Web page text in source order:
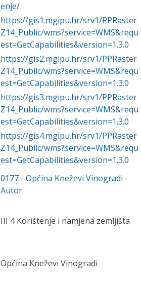
enje/
https://gis1.mgipu.hr/srv1/PPRaster
Z14_Public/wms?service=WMS&requ
est=GetCapabilities&version=1.3.0
https://gis2.mgipu.hr/srv1/PPRaster
Z14_Public/wms?service=WMS&requ
est=GetCapabilities&version=1.3.0
https://gis3.mgipu.hr/srv1/PPRaster
Z14_Public/wms?service=WMS&requ
est=GetCapabilities&version=1.3.0
https://gis4.mgipu.hr/srv1/PPRaster
Z14_Public/wms?service=WMS&requ
est=GetCapabilities&version=1.3.0
0177 -Općina Kneževi Vinogradi -
Autor
III 4 Korištenje i namjena zemljišta
Općina Kneževi Vinogradi